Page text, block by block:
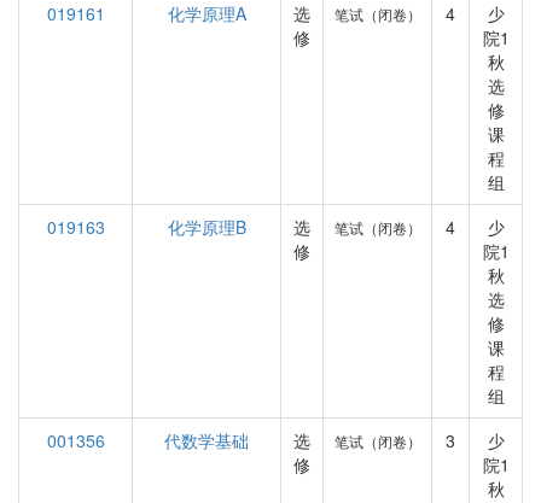
019161
化学原理A
选
修
笔试（闭卷） 4
少
院1
秋
选
修
课
程
组
019163
化学原理B
选
修
笔试（闭卷） 4
少
院1
秋
选
修
课
程
组
001356
代数学基础
选
修
笔试（闭卷） 3
少
院1
秋